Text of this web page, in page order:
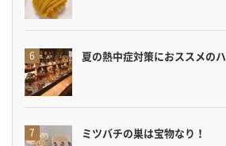
夏の熱中症対策におススメの
ミツバチの巣は宝物なり！